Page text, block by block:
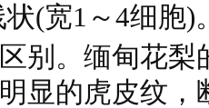
(宽1～4细胞)
。缅甸花梨
显的虎皮纹，